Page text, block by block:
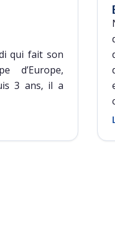
qui fait son
d’Europe,
3 ans, il a